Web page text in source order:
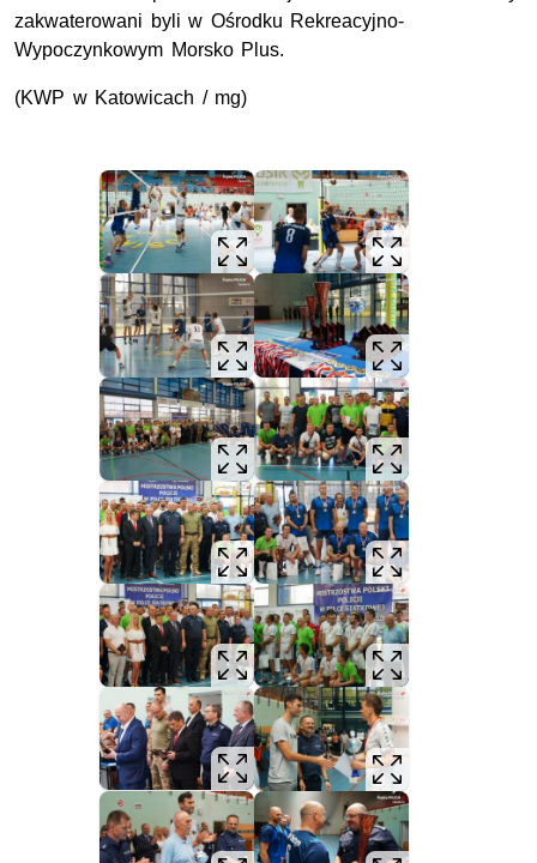
zakwaterowani byli w Ośrodku Rekreacyjno-
Wypoczynkowym Morsko Plus.
(KWP w Katowicach / mg)